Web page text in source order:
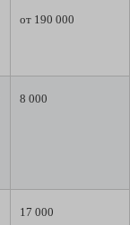
от 190 000
8 000
17 000